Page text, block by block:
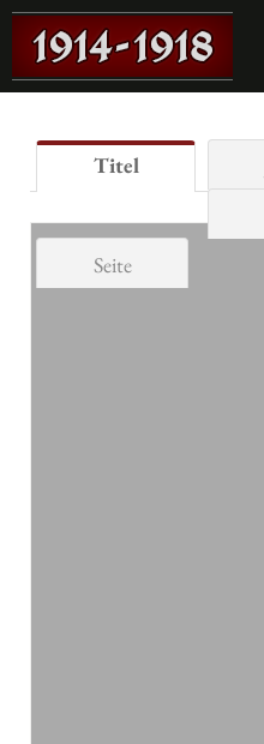
Titel
Seite